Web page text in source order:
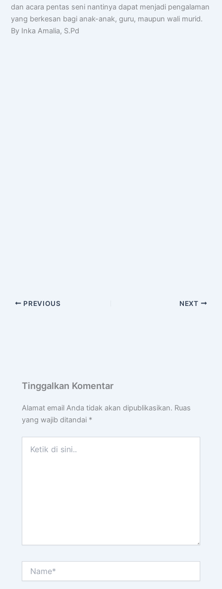
dan acara pentas seni nantinya dapat menjadi pengalaman
yang berkesan bagi anak-anak, guru, maupun wali murid.
By Inka Amalia, S.Pd
PREVIOUS NEXT
Tinggalkan Komentar
Alamat email Anda tidak akan dipublikasikan. Ruas
yang wajib ditandai *